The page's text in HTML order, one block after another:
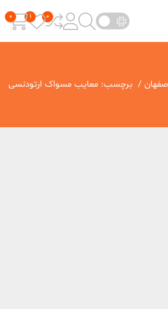
/ برچسب: معایب مسواک ارتودنسی